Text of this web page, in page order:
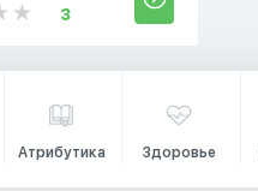
3
Атрибутика Здоровье